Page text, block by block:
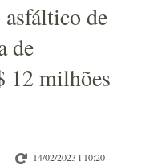
asfáltico de
de
12 milhões
14/02/2023 l 10:20